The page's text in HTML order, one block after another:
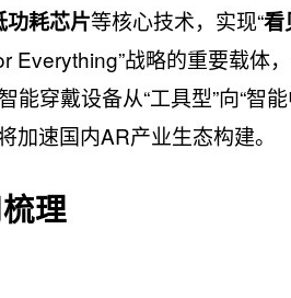
耗芯片等核心技术，实现“看
Everything”战略的重要载体
能穿戴设备从“工具型”向“智
速国内AR产业生态构建。
理